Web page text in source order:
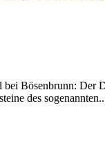
Der
des